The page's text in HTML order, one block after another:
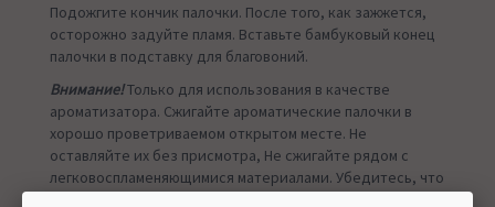
Подожгите кончик палочки. После того, как зажжется,
осторожно задуйте пламя. Вставьте бамбуковый конец
палочки в подставку для благовоний.
Внимание!Только для использования в качестве
ароматизатора. Сжигайте ароматические палочки в
хорошо проветриваемом открытом месте. Не
оставляйте их без присмотра, Не сжигайте рядом с
легковоспламеняющимися материалами. Убедитесь, что